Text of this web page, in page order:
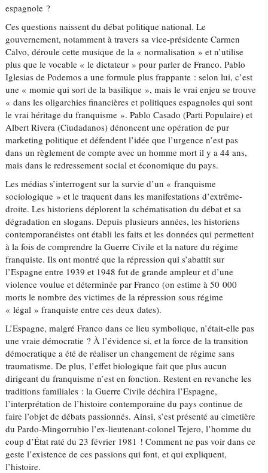
espagnole ?
Ces questions naissent du débat politique national. Le
gouvernement, notamment à travers sa vice-présidente Carmen
Calvo, déroule cette musique de la « normalisation » et n’utilise
plus que le vocable « le dictateur » pour parler de Franco. Pablo
Iglesias de Podemos a une formule plus frappante : selon lui, c’est
une « momie qui sort de la basilique », mais le vrai enjeu se trouve
« dans les oligarchies financières et politiques espagnoles qui sont
le vrai héritage du franquisme ». Pablo Casado (Parti Populaire) et
Albert Rivera (Ciudadanos) dénoncent une opération de pur
marketing politique et défendent l’idée que l’urgence n’est pas
dans un règlement de compte avec un homme mort il y a 44 ans,
mais dans le redressement social et économique du pays.
Les médias s’interrogent sur la survie d’un « franquisme
sociologique » et le traquent dans les manifestations d’extrême-
droite. Les historiens déplorent la schématisation du débat et sa
dégradation en slogans. Depuis plusieurs années, les historiens
contemporanéistes ont établi les faits et les données qui permettent
à la fois de comprendre la Guerre Civile et la nature du régime
franquiste. Ils ont montré que la répression qui s’abattit sur
l’Espagne entre 1939 et 1948 fut de grande ampleur et d’une
violence voulue et déterminée par Franco (on estime à 50 000
morts le nombre des victimes de la répression sous régime
« légal » franquiste entre ces deux dates).
L’Espagne, malgré Franco dans ce lieu symbolique, n’était-elle pas
une vraie démocratie ? À l’évidence si, et la force de la transition
démocratique a été de réaliser un changement de régime sans
traumatisme. De plus, l’effet biologique fait que plus aucun
dirigeant du franquisme n’est en fonction. Restent en revanche les
traditions familiales : la Guerre Civile déchira l’Espagne,
l’interprétation de l’histoire contemporaine du pays continue de
faire l’objet de débats passionnés. Ainsi, s’est présenté au cimetière
du Pardo-Mingorrubio l’ex-lieutenant-colonel Tejero, l’homme du
coup d’État raté du 23 février 1981 ! Comment ne pas voir dans ce
geste l’existence de ces passions qui font, et qui expliquent,
l’histoire.